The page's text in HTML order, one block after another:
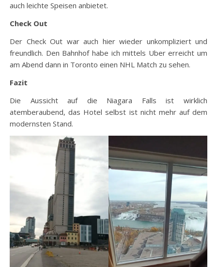
auch leichte Speisen anbietet.
Check Out
Der Check Out war auch hier wieder unkompliziert und
freundlich. Den Bahnhof habe ich mittels Uber erreicht um
am Abend dann in Toronto einen NHL Match zu sehen.
Fazit
Die Aussicht auf die Niagara Falls ist wirklich
atemberaubend, das Hotel selbst ist nicht mehr auf dem
modernsten Stand.